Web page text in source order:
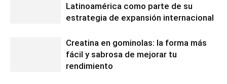
Latinoamérica como parte de su
estrategia de expansión internacional
Creatina en gominolas: la forma más
fácil y sabrosa de mejorar tu
rendimiento